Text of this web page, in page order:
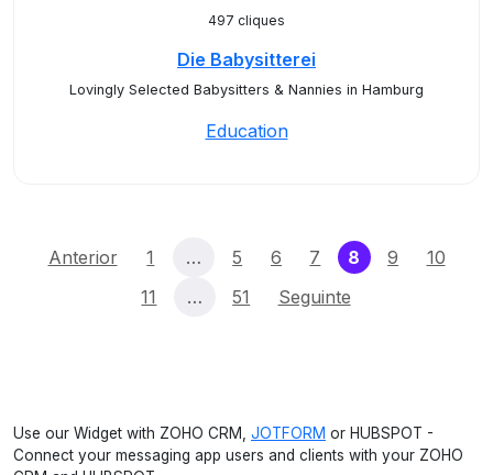
497 cliques
Die Babysitterei
Lovingly Selected Babysitters & Nannies in Hamburg
Education
Anterior 1 … 5 6 7 8 (current)
9
10
11
… 51 Seguinte
Use our Widget with ZOHO CRM, JOTFORM or HUBSPOT -
Connect your messaging app users and clients with your ZOHO